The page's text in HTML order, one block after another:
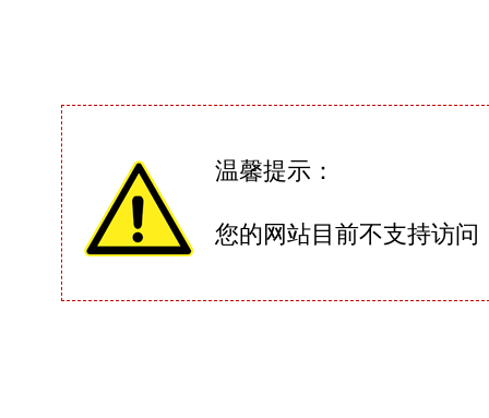
温馨提示：
您的网站目前不支持访